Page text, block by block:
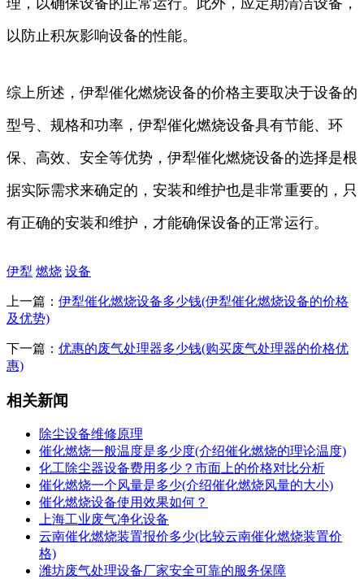
以防止积灰影响设备的性能。
综上所述，伊犁催化燃烧设备的价格主要取决于设备的
型号、规格和功率，伊犁催化燃烧设备具有节能、环
保、高效、安全等优势，伊犁催化燃烧设备的选择是根
据实际需求来确定的，安装和维护也是非常重要的，只
有正确的安装和维护，才能确保设备的正常运行。
伊犁 燃烧 设备
上一篇： 伊犁催化燃烧设备多少钱(伊犁催化燃烧设备的价格
及优势)
下一篇： 优惠的废气处理器多少钱(购买废气处理器的价格优
惠)
相关新闻
除尘设备维修原理
催化燃烧一般温度是多少度(介绍催化燃烧的理论温度)
化工除尘器设备费用多少？市面上的价格对比分析
催化燃烧一个风量是多少(介绍催化燃烧风量的大小)
催化燃烧设备使用效果如何？
上海工业废气净化设备
云南催化燃烧装置报价多少(比较云南催化燃烧装置价
格)
潍坊废气处理设备厂家安全可靠的服务保障